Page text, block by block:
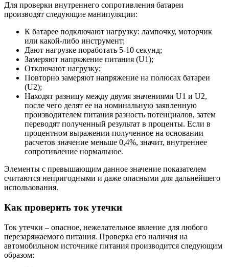
Для проверки внутреннего сопротивления батареи
производят следующие манипуляции:
К батарее подключают нагрузку: лампочку, моторчик
или какой-либо инструмент;
Дают нагрузке поработать 5-10 секунд;
Замеряют напряжение питания (U1);
Отключают нагрузку;
Повторно замеряют напряжение на полюсах батареи
(U2);
Находят разницу между двумя значениями U1 и U2,
после чего делят ее на номинальную заявленную
производителем питания разность потенциалов, затем
переводят полученный результат в проценты. Если в
процентном выражении полученное на основании
расчетов значение меньше 0,4%, значит, внутреннее
сопротивление нормальное.
Элементы с превышающим данное значение показателем
считаются непригодными и даже опасными для дальнейшего
использования.
Как проверить ток утечки
Ток утечки – опасное, нежелательное явление для любого
перезаряжаемого питания. Проверка его наличия на
автомобильном источнике питания производится следующим
образом: